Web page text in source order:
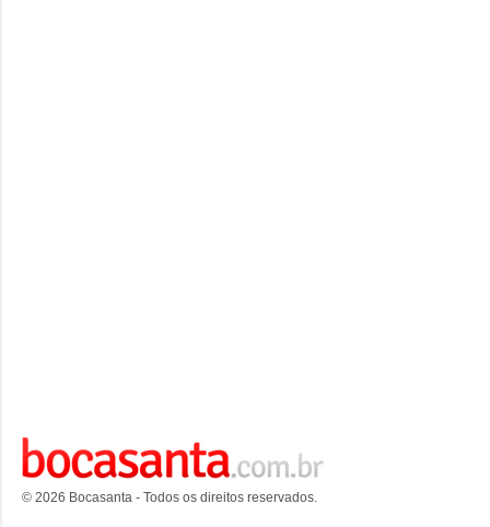
© 2026 Bocasanta - Todos os direitos reservados.